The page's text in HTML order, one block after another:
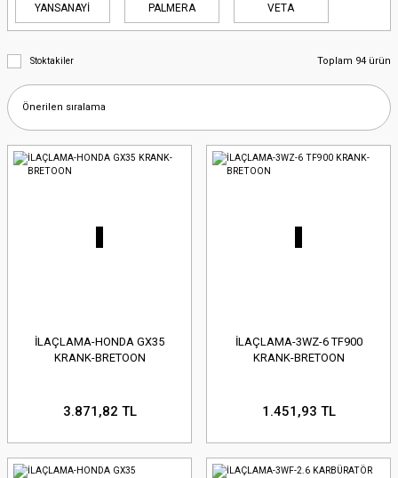
YANSANAYİ PALMERA VETA
Stoktakiler Toplam 94 ürün
İLAÇLAMA-HONDA GX35
KRANK-BRETOON
3.871,82 TL
İLAÇLAMA-3WZ-6 TF900
KRANK-BRETOON
1.451,93 TL